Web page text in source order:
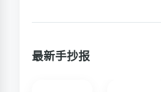
最新手抄报